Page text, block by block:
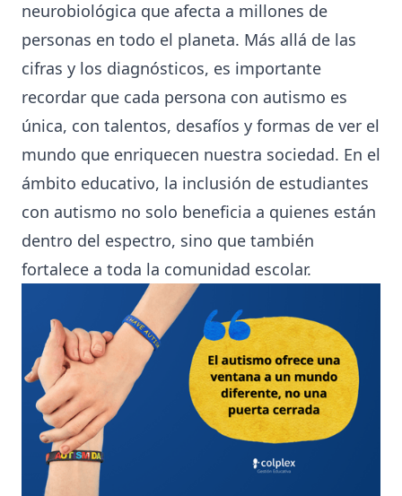
neurobiológica que afecta a millones de
personas en todo el planeta. Más allá de las
cifras y los diagnósticos, es importante
recordar que cada persona con autismo es
única, con talentos, desafíos y formas de ver el
mundo que enriquecen nuestra sociedad. En el
ámbito educativo, la inclusión de estudiantes
con autismo no solo beneficia a quienes están
dentro del espectro, sino que también
fortalece a toda la comunidad escolar.